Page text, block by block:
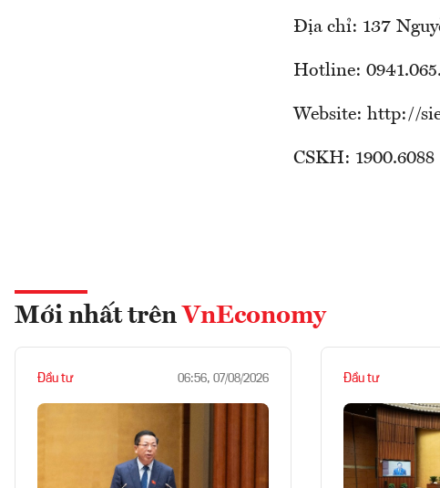
Địa chỉ: 137
Hotline:
Website: http://
CSKH: 1900.6088
Mới nhất trên VnEconomy
Đầu tư 06:56, 07/08/2026 Đầu tư